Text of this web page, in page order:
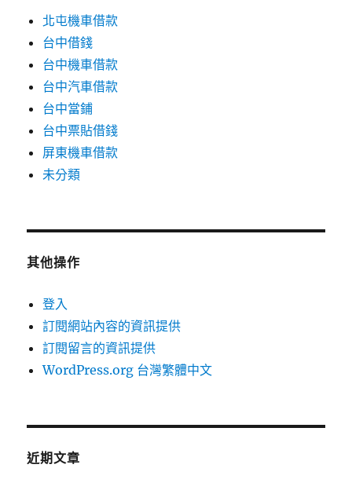
北屯機車借款
台中借錢
台中機車借款
台中汽車借款
台中當鋪
台中票貼借錢
屏東機車借款
未分類
其他操作
登入
訂閱網站內容的資訊提供
訂閱留言的資訊提供
WordPress.org 台灣繁體中文
近期文章